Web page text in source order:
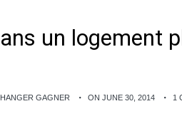
un logement
GAGNER ON JUNE 30, 2014 1